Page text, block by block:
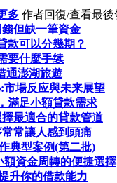
多 作者回復/查看最後
但缺一筆資金
款可以分幾期？
要什麼手续
通澎湖旅遊
場反应與未来展望
滿足小額貸款需求
最適合的貸款管道
常讓人感到頭痛
典型案例(第二批)
資金周轉的便捷選擇
升你的借款能力